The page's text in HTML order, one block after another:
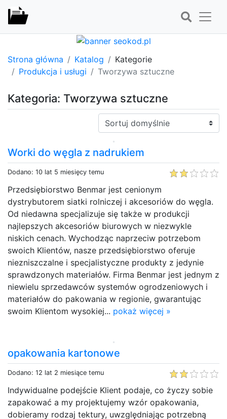
Strona główna Katalog
Kategorie
Produkcja i usługi
Tworzywa sztuczne
Kategoria: Tworzywa sztuczne
Sortuj:
Worki do węgla z nadrukiem
Dodano: 10 lat 5 miesięcy temu
Przedsiębiorstwo Benmar jest cenionym
dystrybutorem siatki rolniczej i akcesoriów do węgla.
Od niedawna specjalizuje się także w produkcji
najlepszych akcesoriów biurowych w niezwykle
niskich cenach. Wychodząc naprzeciw potrzebom
swoich Klientów, nasze przedsiębiorstwo oferuje
niezniszczalne i specjalistyczne produkty z jedynie
sprawdzonych materiałów. Firma Benmar jest jednym z
niewielu sprzedawców systemów ogrodzeniowych i
materiałów do pakowania w regionie, gwarantując
swoim Klientom wysokiej... pokaż więcej »
opakowania kartonowe
Dodano: 12 lat 2 miesiące temu
Indywidualne podejście Klient podaje, co życzy sobie
zapakować a my projektujemy wzór opakowania,
dobieramy rodzaj tektury, uwzględniając potrzebną